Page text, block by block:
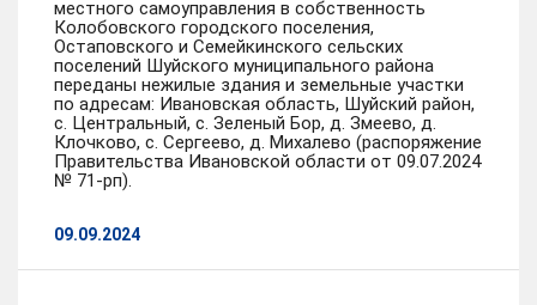
местного самоуправления в собственность
Колобовского городского поселения,
Остаповского и Семейкинского сельских
поселений Шуйского муниципального района
переданы нежилые здания и земельные участки
по адресам: Ивановская область, Шуйский район,
с. Центральный, с. Зеленый Бор, д. Змеево, д.
Клочково, с. Сергеево, д. Михалево (распоряжение
Правительства Ивановской области от 09.07.2024
№ 71-рп).
09.09.2024